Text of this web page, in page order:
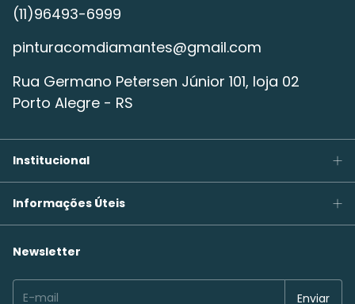
pinturacomdiamantes@gmail.com
Rua Germano Petersen Júnior 101, loja 02
Porto Alegre - RS
Institucional
Informações Úteis
Newsletter